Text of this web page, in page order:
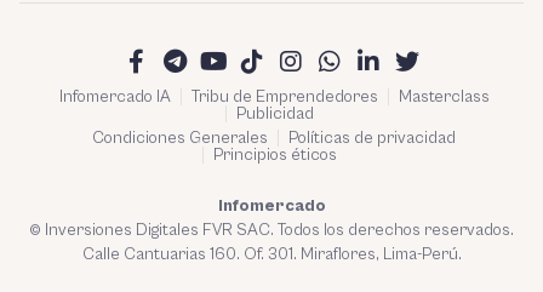
Infomercado IA Tribu de Emprendedores
Masterclass
Publicidad
Condiciones Generales
Políticas de privacidad
Principios éticos
Infomercado
© Inversiones Digitales FVR SAC. Todos los derechos reservados.
Calle Cantuarias 160. Of. 301. Miraflores, Lima-Perú.